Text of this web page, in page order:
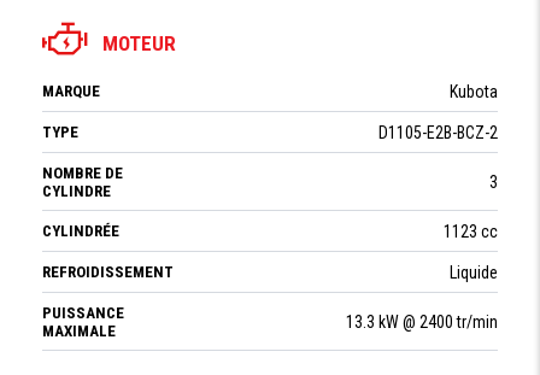
MOTEUR
MARQUE Kubota
TYPE D1105-E2B-BCZ-2
NOMBRE DE
CYLINDRE
3
CYLINDRÉE 1123 cc
REFROIDISSEMENT Liquide
PUISSANCE
MAXIMALE
13.3 kW @ 2400 tr/min